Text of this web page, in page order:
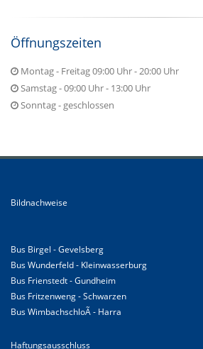
Öffnungszeiten
Montag - Freitag 09:00 Uhr - 20:00 Uhr
Samstag - 09:00 Uhr - 13:00 Uhr
Sonntag - geschlossen
Bildnachweise
Bus Birgel - Gevelsberg
Bus Wunderfeld - Kleinwasserburg
Bus Frienstedt - Gundheim
Bus Fritzenweng - Schwarzen
Bus WimbachschloÃ - Harra
Haftungsausschluss